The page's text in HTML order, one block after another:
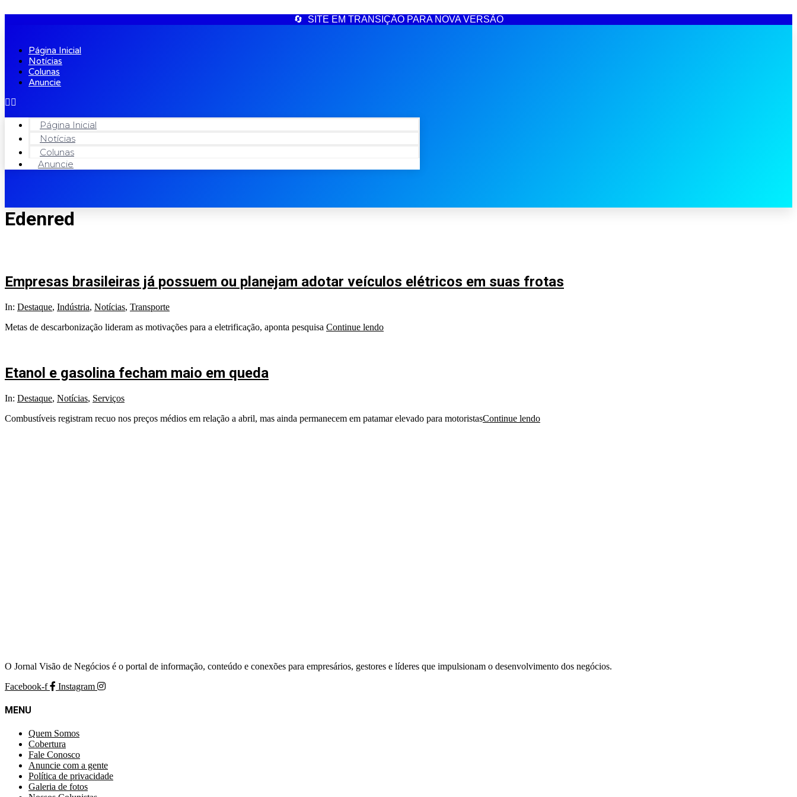
🔄 SITE EM TRANSIÇÃO PARA NOVA VERSÃO
Página Inicial
Notícias
Colunas
Anuncie
Página Inicial
Notícias
Colunas
Anuncie
Edenred
Empresas brasileiras já possuem ou planejam adotar veículos elétricos em suas frotas
2025-
06
In: Destaque, Indústria, Notícias, Transporte
Metas de descarbonização lideram as motivações para a eletrificação, aponta pesquisa Continue lendo
Etanol e gasolina fecham maio em queda
2025-
29
In: Destaque, Notícias, Serviços
Combustíveis registram recuo nos preços médios em relação a abril, mas ainda permanecem em patamar elevado para motoristasContinue lendo
O Jornal Visão de Negócios é o portal de informação, conteúdo e conexões para empresários, gestores e líderes que impulsionam o desenvolvimento dos negócios.
Facebook-f
Instagram
MENU
Quem Somos
Cobertura
Fale Conosco
Anuncie com a gente
Política de privacidade
Galeria de fotos